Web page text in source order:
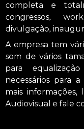
completa e
congressos,
divulgação,
A empresa tem
som de vários
para
necessários para
mais
Audiovisual e fale